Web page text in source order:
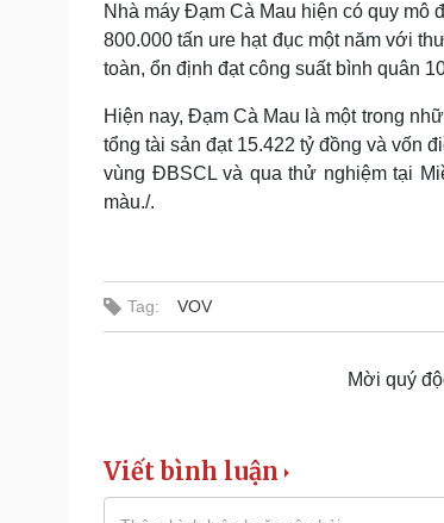
Nhà máy Đạm Cà Mau hiện có quy mô
800.000 tấn ure hạt đục một năm với
toàn, ổn định đạt công suất bình quân
Hiện nay, Đạm Cà Mau là một trong
tổng tài sản đạt 15.422 tỷ đồng và vốn
vùng ĐBSCL và qua thử nghiệm tại
màu./.
Tag: VOV
Mời quý
Viết bình luận